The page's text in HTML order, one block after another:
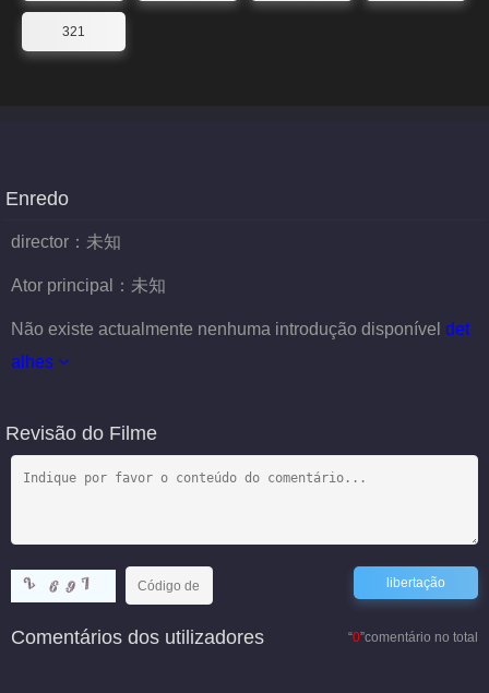
321
Enredo
director： 未知
Ator principal： 未知
Não existe actualmente nenhuma introdução disponível det
alhes
Revisão do Filme
“0”comentário no total
Comentários dos utilizadores